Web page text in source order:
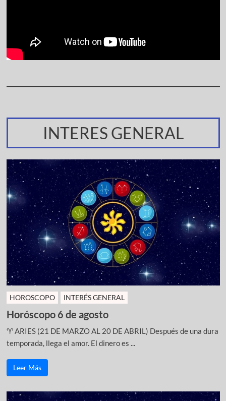
INTERES GENERAL
HOROSCOPO INTERÉS GENERAL
Horóscopo 6 de agosto
♈ ARIES (21 DE MARZO AL 20 DE ABRIL) Después de una dura
temporada, llega el amor. El dinero es ...
Leer Más